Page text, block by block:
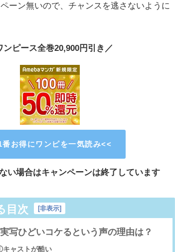
ーン無いので、チャンスを逃さないように
ンピース全巻20,900円引き／
番お得にワンピを一気読み<<
い場合はキャンペーンは終了しています
目次 [非表示]
写ひどいコケるという声の理由は？
ャストが酷い